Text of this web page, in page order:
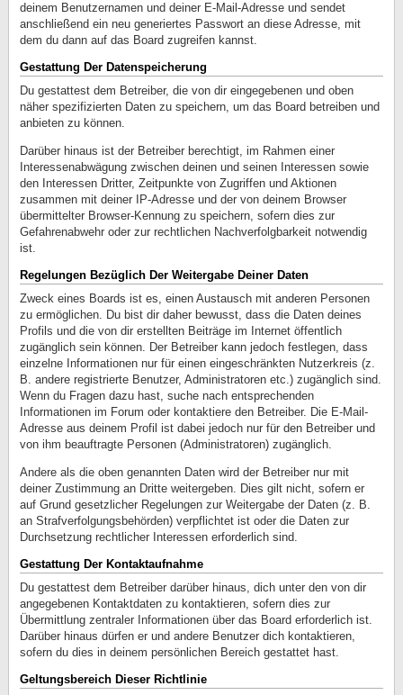
deinem Benutzernamen und deiner E-Mail-Adresse und sendet
anschließend ein neu generiertes Passwort an diese Adresse, mit
dem du dann auf das Board zugreifen kannst.
Gestattung Der Datenspeicherung
Du gestattest dem Betreiber, die von dir eingegebenen und oben
näher spezifizierten Daten zu speichern, um das Board betreiben und
anbieten zu können.
Darüber hinaus ist der Betreiber berechtigt, im Rahmen einer
Interessenabwägung zwischen deinen und seinen Interessen sowie
den Interessen Dritter, Zeitpunkte von Zugriffen und Aktionen
zusammen mit deiner IP-Adresse und der von deinem Browser
übermittelter Browser-Kennung zu speichern, sofern dies zur
Gefahrenabwehr oder zur rechtlichen Nachverfolgbarkeit notwendig
ist.
Regelungen Bezüglich Der Weitergabe Deiner Daten
Zweck eines Boards ist es, einen Austausch mit anderen Personen
zu ermöglichen. Du bist dir daher bewusst, dass die Daten deines
Profils und die von dir erstellten Beiträge im Internet öffentlich
zugänglich sein können. Der Betreiber kann jedoch festlegen, dass
einzelne Informationen nur für einen eingeschränkten Nutzerkreis (z.
B. andere registrierte Benutzer, Administratoren etc.) zugänglich sind.
Wenn du Fragen dazu hast, suche nach entsprechenden
Informationen im Forum oder kontaktiere den Betreiber. Die E-Mail-
Adresse aus deinem Profil ist dabei jedoch nur für den Betreiber und
von ihm beauftragte Personen (Administratoren) zugänglich.
Andere als die oben genannten Daten wird der Betreiber nur mit
deiner Zustimmung an Dritte weitergeben. Dies gilt nicht, sofern er
auf Grund gesetzlicher Regelungen zur Weitergabe der Daten (z. B.
an Strafverfolgungsbehörden) verpflichtet ist oder die Daten zur
Durchsetzung rechtlicher Interessen erforderlich sind.
Gestattung Der Kontaktaufnahme
Du gestattest dem Betreiber darüber hinaus, dich unter den von dir
angegebenen Kontaktdaten zu kontaktieren, sofern dies zur
Übermittlung zentraler Informationen über das Board erforderlich ist.
Darüber hinaus dürfen er und andere Benutzer dich kontaktieren,
sofern du dies in deinem persönlichen Bereich gestattet hast.
Geltungsbereich Dieser Richtlinie